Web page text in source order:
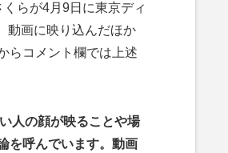
らが4月9日に東京ディ
動画に映り込んだほか
らコメント欄では上述
人の顔が映ることや場
を呼んでいます。動画